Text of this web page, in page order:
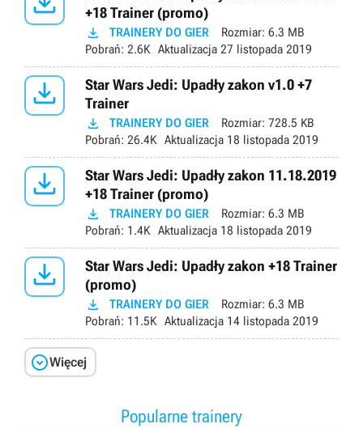
+18 Trainer (promo)
 TRAINERY DO GIER Rozmiar: 6.3 MB
Pobrań: 2.6K Aktualizacja 27 listopada 2019

Star Wars Jedi: Upadły zakon v1.0 +7
Trainer
 TRAINERY DO GIER Rozmiar: 728.5 KB
Pobrań: 26.4K Aktualizacja 18 listopada 2019

Star Wars Jedi: Upadły zakon 11.18.2019
+18 Trainer (promo)
 TRAINERY DO GIER Rozmiar: 6.3 MB
Pobrań: 1.4K Aktualizacja 18 listopada 2019

Star Wars Jedi: Upadły zakon +18 Trainer
(promo)
 TRAINERY DO GIER Rozmiar: 6.3 MB
Pobrań: 11.5K Aktualizacja 14 listopada 2019
Więcej
Popularne trainery